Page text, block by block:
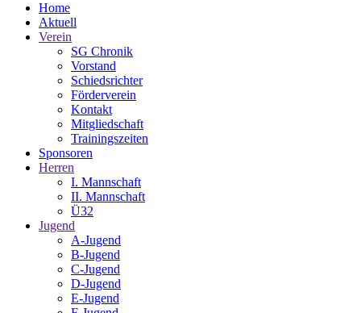
Home
Aktuell
Verein
SG Chronik
Vorstand
Schiedsrichter
Förderverein
Kontakt
Mitgliedschaft
Trainingszeiten
Sponsoren
Herren
I. Mannschaft
II. Mannschaft
Ü32
Jugend
A-Jugend
B-Jugend
C-Jugend
D-Jugend
E-Jugend